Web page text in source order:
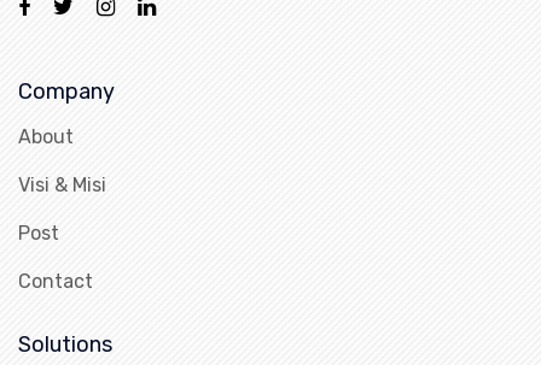
Company
About
Visi & Misi
Post
Contact
Solutions